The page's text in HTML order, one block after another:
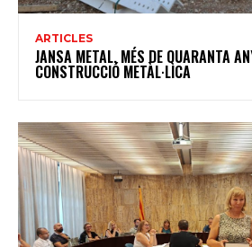
ARTICLES
JANSA METAL, MÉS DE QUARANTA
CONSTRUCCIÓ METÀL·LICA